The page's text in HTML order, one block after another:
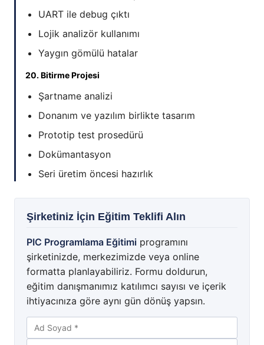
UART ile debug çıktı
Lojik analizör kullanımı
Yaygın gömülü hatalar
20. Bitirme Projesi
Şartname analizi
Donanım ve yazılım birlikte tasarım
Prototip test prosedürü
Dokümantasyon
Seri üretim öncesi hazırlık
Şirketiniz İçin Eğitim Teklifi Alın
PIC Programlama Eğitimi programını
şirketinizde, merkezimizde veya online
formatta planlayabiliriz. Formu doldurun,
eğitim danışmanımız katılımcı sayısı ve içerik
ihtiyacınıza göre aynı gün dönüş yapsın.